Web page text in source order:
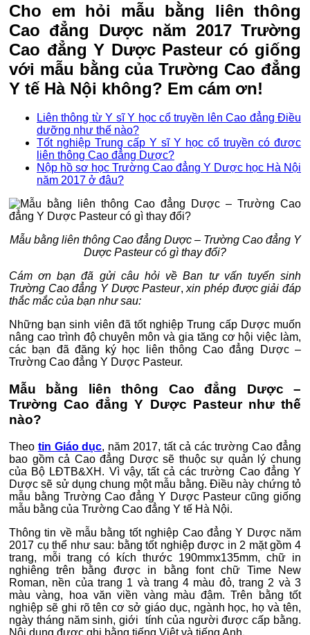
Cho em hỏi mẫu bằng liên thông
Cao đẳng Dược năm 2017 Trường
Cao đẳng Y Dược Pasteur có giống
với mẫu bằng của Trường Cao đẳng
Y tế Hà Nội không? Em cám ơn!
Liên thông từ Y sĩ Y học cổ truyền lên Cao đẳng Điều
dưỡng như thế nào?
Tốt nghiệp Trung cấp Y sĩ Y học cổ truyền có được
liên thông Cao đẳng Dược?
Nộp hồ sơ học Trường Cao đẳng Y Dược học Hà Nội
năm 2017 ở đâu?
Mẫu bằng liên thông Cao đẳng Dược – Trường Cao đẳng Y
Dược Pasteur có gì thay đổi?
Cám ơn bạn đã gửi câu hỏi về Ban tư vấn tuyển sinh
Trường Cao đẳng Y Dược Pasteur,xin phép được giải đáp
thắc mắc của bạn như sau:
Những bạn sinh viên đã tốt nghiệp Trung cấp Dược muốn
nâng cao trình độ chuyên môn và gia tăng cơ hội việc làm,
các bạn đã đăng ký học liên thông Cao đẳng Dược –
Trường Cao đẳng Y Dược Pasteur.
Mẫu bằng liên thông Cao đẳng Dược –
Trường Cao đẳng Y Dược Pasteur như thế
nào?
Theo tin Giáo dục, năm 2017, tất cả các trường Cao đẳng
bao gồm cả Cao đẳng Dược sẽ thuộc sự quản lý chung
của Bộ LĐTB&XH. Vì vậy, tất cả các trường Cao đẳng Y
Dược sẽ sử dụng chung một mẫu bằng. Điều này chứng tỏ
mẫu bằng Trường Cao đẳng Y Dược Pasteur cũng giống
mẫu bằng của Trường Cao đẳng Y tế Hà Nội.
Thông tin về mẫu bằng tốt nghiệp Cao đẳng Y Dược năm
2017 cụ thể như sau: bằng tốt nghiệp được in 2 mặt gồm 4
trang, mỗi trang có kích thước 190mmx135mm, chữ in
nghiêng trên bằng được in bằng font chữ Time New
Roman, nền của trang 1 và trang 4 màu đỏ, trang 2 và 3
màu vàng, hoa văn viền vàng màu đậm. Trên bằng tốt
nghiệp sẽ ghi rõ tên cơ sở giáo dục, ngành học, họ và tên,
ngày tháng năm sinh, giới tính của người được cấp bằng.
Nội dung được ghi bằng tiếng Việt và tiếng Anh.